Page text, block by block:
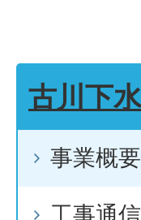
古川下
事業概要
工事通信